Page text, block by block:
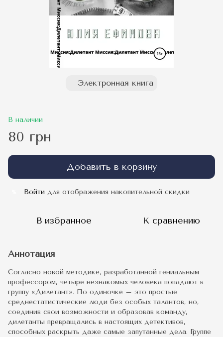
Электронная книга
В наличии
80 грн
Добавить в корзину
Войти для отображения накопительной скидки
В избранное К сравнению
Аннотация
Согласно новой методике, разработанной гениальным
профессором, четыре незнакомых человека попадают в
группу «Дилетант». По одиночке – это простые
среднестатистические люди без особых талантов, но,
соединив свои возможности и образовав команду,
дилетанты превращались в настоящих детективов,
способных раскрыть даже самые запутанные дела. Группе